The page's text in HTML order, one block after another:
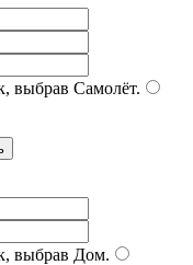
выбрав Самолёт.
выбрав Дом.